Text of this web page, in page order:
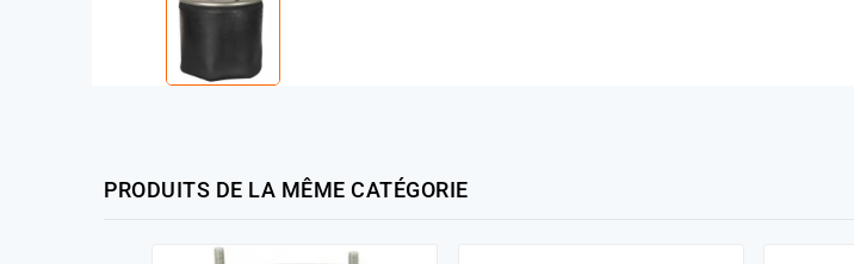
PRODUITS DE LA MÊME CATÉGORIE